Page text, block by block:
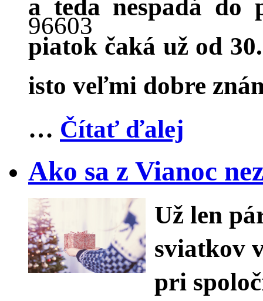
a teda nespadá do
piatok čaká už od
isto veľmi dobre
… Čítať ďalej
Ako sa z Vianoc
Už len
sviatkov
pri